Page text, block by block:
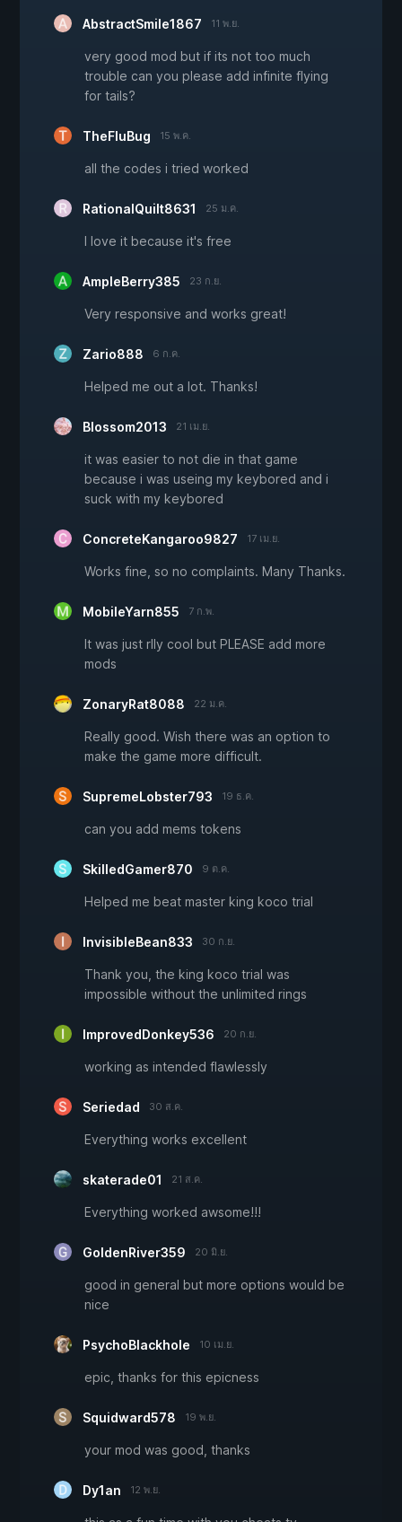
AbstractSmile1867 11 พ.ย.
very good mod but if its not too much
trouble can you please add infinite flying
for tails?
TheFluBug 15 พ.ค.
all the codes i tried worked
RationalQuilt8631 25 ม.ค.
I love it because it's free
AmpleBerry385 23 ก.ย.
Very responsive and works great!
Zario888 6 ก.ค.
Helped me out a lot. Thanks!
Blossom2013 21 เม.ย.
it was easier to not die in that game
because i was useing my keybored and i
suck with my keybored
ConcreteKangaroo9827 17 เม.ย.
Works fine, so no complaints. Many Thanks.
MobileYarn855 7 ก.พ.
It was just rlly cool but PLEASE add more
mods
ZonaryRat8088 22 ม.ค.
Really good. Wish there was an option to
make the game more difficult.
SupremeLobster793 19 ธ.ค.
can you add mems tokens
SkilledGamer870 9 ต.ค.
Helped me beat master king koco trial
InvisibleBean833 30 ก.ย.
Thank you, the king koco trial was
impossible without the unlimited rings
ImprovedDonkey536 20 ก.ย.
working as intended flawlessly
Seriedad 30 ส.ค.
Everything works excellent
skaterade01 21 ส.ค.
Everything worked awsome!!!
GoldenRiver359 20 มิ.ย.
good in general but more options would be
nice
PsychoBlackhole 10 เม.ย.
epic, thanks for this epicness
Squidward578 19 พ.ย.
your mod was good, thanks
Dy1an 12 พ.ย.